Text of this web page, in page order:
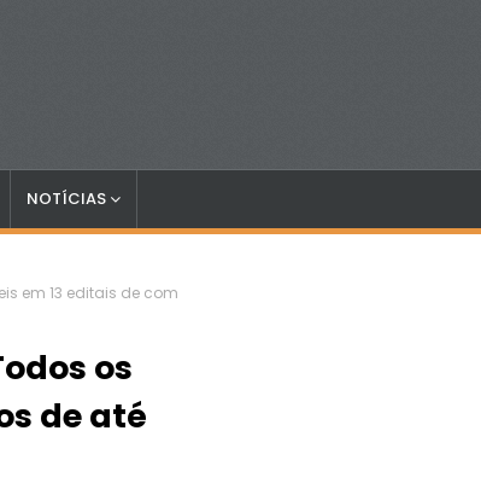
NOTÍCIAS
em 13 editais de com
os
de até